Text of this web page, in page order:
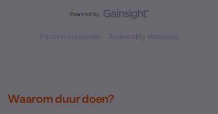
Forumvoorwaarden Accessibility statement
Waarom duur doen?